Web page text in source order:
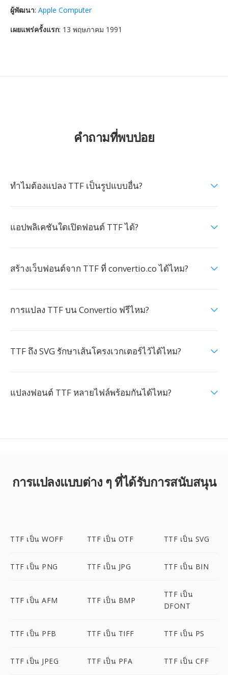
ผู้พัฒนา: Apple Computer
เผยแพร่ครั้งแรก: 13 พฤษภาคม 1991
คำถามที่พบบ่อย
ทำไมต้องแปลง TTF เป็นรูปแบบอื่น?
แอปพลิเคชันใดเปิดฟอนต์ TTF ได้?
สร้างเว็บฟอนต์จาก TTF ที่ convertio.co ได้ไหม?
การแปลง TTF บน Convertio ฟรีไหม?
TTF ถึง SVG รักษาเส้นโครงเวกเตอร์ไว้ได้ไหม?
แปลงฟอนต์ TTF หลายไฟล์พร้อมกันได้ไหม?
การแปลงแบบต่าง ๆ ที่ได้รับการสนับสนุน
TTF เป็น WOFF TTF เป็น OTF TTF เป็น SVG
TTF เป็น PNG TTF เป็น JPG TTF เป็น BIN
TTF เป็น AFM TTF เป็น BMP
TTF เป็น
DFONT
TTF เป็น PFB TTF เป็น TIFF TTF เป็น PS
TTF เป็น JPEG TTF เป็น PFA TTF เป็น CFF